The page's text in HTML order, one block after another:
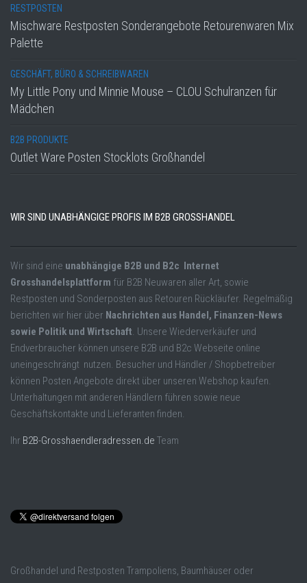
RESTPOSTEN
Mischware Restposten Sonderangebote Retourenwaren Mix
Palette
GESCHÄFT, BÜRO & SCHREIBWAREN
My Little Pony und Minnie Mouse – CLOU Schulranzen für
Mädchen
B2B PRODUKTE
Outlet Ware Posten Stocklots Großhandel
WIR SIND UNABHÄNGIGE PROFIS IM B2B GROSSHANDEL
Wir sind eine unabhängige B2B und B2c Internet
Grosshandelsplattform für B2B Neuwaren aller Art, sowie
Restposten und Sonderposten aus Retouren Rückläufer. Regelmäßig
berichten wir hier über Nachrichten aus Handel, Finanzen-News
sowie Politik und Wirtschaft. Unsere Wiederverkäufer und
Endverbraucher können unsere B2B und B2c Webseite online
uneingeschrängt nutzen. Besucher und Händler / Shopbetreiber
können Posten Angebote direkt über unseren Webshop kaufen.
Unterhaltungen mit anderen Händlern führen sowie neue
Geschäftskontakte und Lieferanten finden.
Ihr B2B-Grosshaendleradressen.de Team
Großhandel und Restposten Trampoliens, Baumhäuser oder